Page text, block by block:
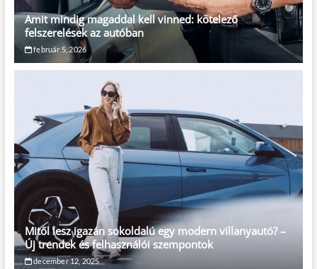
Amit mindig magaddal kell vinned: kötelező
felszerelések az autóban
február 5, 2026
Mitől lesz igazán sokoldalú egy modern villanyautó? –
Új trendek és felhasználói szempontok
december 12, 2025